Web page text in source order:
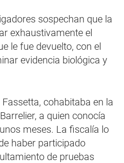
sospechan que la
exhaustivamente el
le fue devuelto, con el
evidencia biológica y
cohabitaba en la
a quien conocía
meses. La fiscalía lo
haber participado
de pruebas